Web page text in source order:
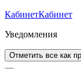
КабинетКабинет
Уведомления
Отметить все как